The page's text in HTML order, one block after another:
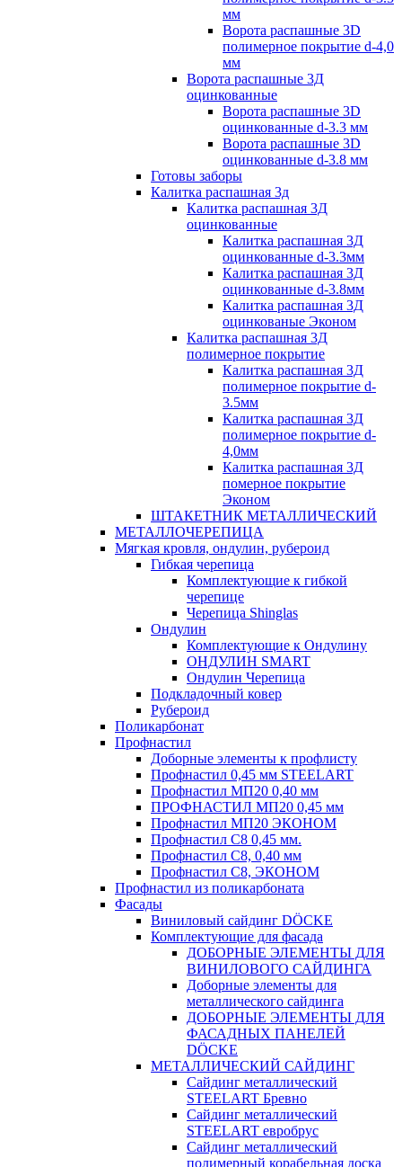
мм
Ворота распашные 3D
полимерное покрытие d-4,0
мм
Ворота распашные 3Д
оцинкованные
Ворота распашные 3D
оцинкованные d-3.3 мм
Ворота распашные 3D
оцинкованные d-3.8 мм
Готовы заборы
Калитка распашная 3д
Калитка распашная 3Д
оцинкованные
Калитка распашная 3Д
оцинкованные d-3.3мм
Калитка распашная 3Д
оцинкованные d-3.8мм
Калитка распашная 3Д
оцинкованые Эконом
Калитка распашная 3Д
полимерное покрытие
Калитка распашная 3Д
полимерное покрытие d-
3.5мм
Калитка распашная 3Д
полимерное покрытие d-
4,0мм
Калитка распашная 3Д
померное покрытие
Эконом
ШТАКЕТНИК МЕТАЛЛИЧЕСКИЙ
МЕТАЛЛОЧЕРЕПИЦА
Мягкая кровля, ондулин, рубероид
Гибкая черепица
Комплектующие к гибкой
черепице
Черепица Shinglas
Ондулин
Комплектующие к Ондулину
ОНДУЛИН SMART
Ондулин Черепица
Подкладочный ковер
Рубероид
Поликарбонат
Профнастил
Доборные элементы к профлисту
Профнастил 0,45 мм STEELART
Профнастил МП20 0,40 мм
ПРОФНАСТИЛ МП20 0,45 мм
Профнастил МП20 ЭКОНОМ
Профнастил С8 0,45 мм.
Профнастил С8, 0,40 мм
Профнастил С8, ЭКОНОМ
Профнастил из поликарбоната
Фасады
Виниловый сайдинг DÖCKE
Комплектующие для фасада
ДОБОРНЫЕ ЭЛЕМЕНТЫ ДЛЯ
ВИНИЛОВОГО САЙДИНГА
Доборные элементы для
металлического сайдинга
ДОБОРНЫЕ ЭЛЕМЕНТЫ ДЛЯ
ФАСАДНЫХ ПАНЕЛЕЙ
DÖCKE
МЕТАЛЛИЧЕСКИЙ САЙДИНГ
Сайдинг металлический
STEELART Бревно
Сайдинг металлический
STEELART евробрус
Сайдинг металлический
полимерный корабельная доска